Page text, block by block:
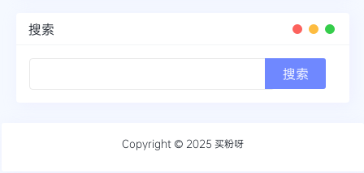
搜索
Copyright © 2025 买粉呀